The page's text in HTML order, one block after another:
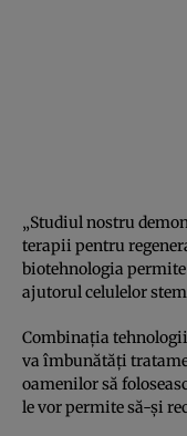
„Studiul nostru
terapii pentru
biotehnologia permite
ajutorul celulelor
Combinaţia
va îmbunătăţi
oamenilor să
le vor permite să-şi